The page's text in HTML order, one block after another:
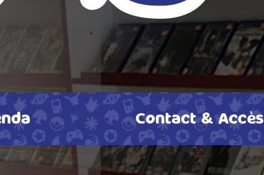
Contact & Accès